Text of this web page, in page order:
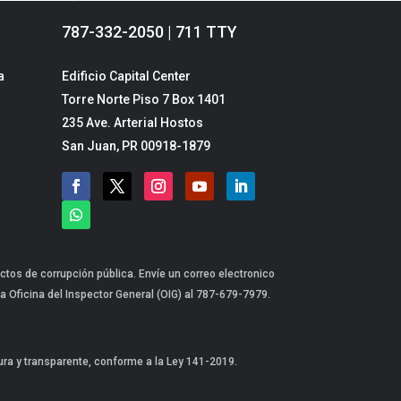
787-332-2050 | 711 TTY
Edificio Capital Center
Torre Norte Piso 7 Box 1401
235 Ave. Arterial Hostos
San Juan, PR 00918-1879
de corrupción pública. Envíe un correo electronico
del Inspector General (OIG) al 787-679-7979.
y transparente, conforme a la Ley 141-2019.